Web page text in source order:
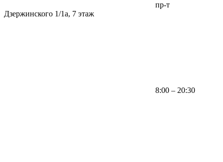
пр-т
Дзержинского 1/1а, 7 этаж
8:00 – 20:30